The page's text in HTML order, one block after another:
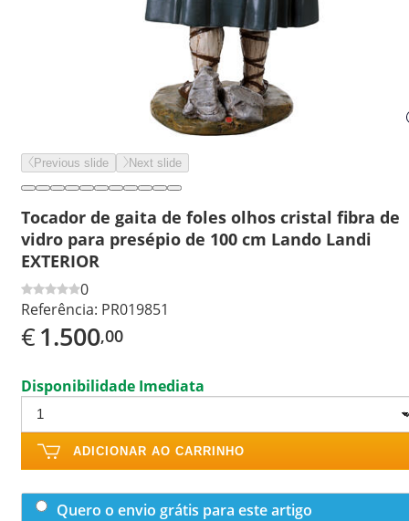
Previous slide Next slide
Tocador de gaita de foles olhos cristal fibra de
vidro para presépio de 100 cm Lando Landi
EXTERIOR
0
Referência: PR019851
€1.500,00
Disponibilidade Imediata
ADICIONAR AO CARRINHO
Quero o envio grátis para este artigo